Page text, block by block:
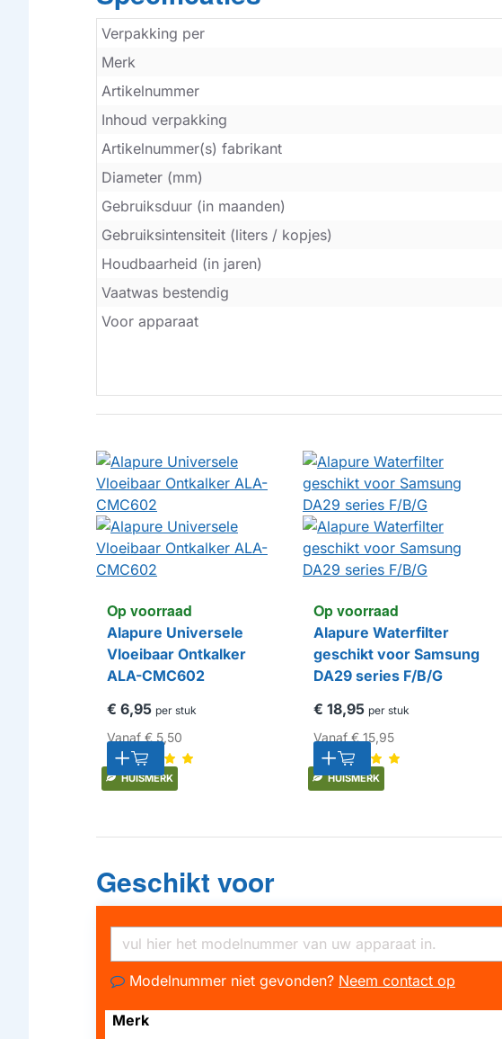
Verpakking per
Merk
Artikelnummer
Inhoud verpakking
Artikelnummer(s) fabrikant
Diameter (mm)
Gebruiksduur (in maanden)
Gebruiksintensiteit (liters / kopjes)
Houdbaarheid (in jaren)
Vaatwas bestendig
Voor apparaat
HUISMERK
Op voorraad
Alapure Universele
Vloeibaar Ontkalker
ALA-CMC602
€ 6,95 per stuk
Vanaf € 5,50
HUISMERK
Op voorraad
Alapure Waterfilter
geschikt voor Samsung
DA29 series F/B/G
€ 18,95 per stuk
Vanaf€ 15,95
Geschikt voor
Modelnummer niet gevonden? Neem contact op
Merk